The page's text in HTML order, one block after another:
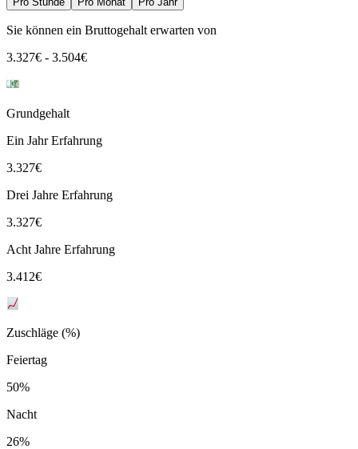
Sie können ein Bruttogehalt erwarten von
3.327€ - 3.504€
Grundgehalt
Ein Jahr Erfahrung
3.327€
Drei Jahre Erfahrung
3.327€
Acht Jahre Erfahrung
3.412€
Zuschläge (%)
Feiertag
50%
Nacht
26%